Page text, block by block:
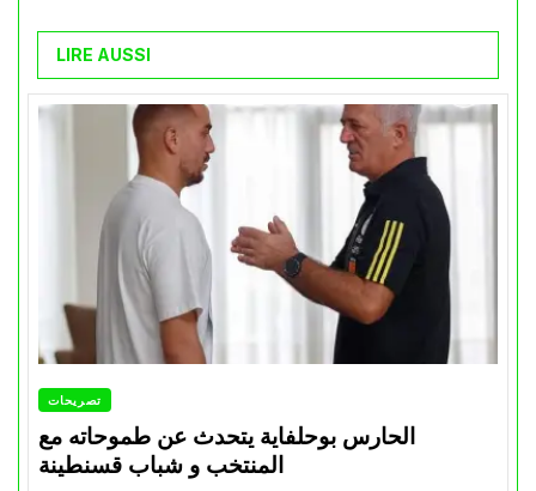
LIRE AUSSI
تصريحات
الحارس بوحلفاية يتحدث عن طموحاته مع
المنتخب و شباب قسنطينة